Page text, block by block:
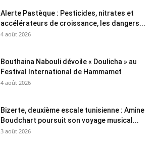
Alerte Pastèque : Pesticides, nitrates et
accélérateurs de croissance, les dangers...
4 août 2026
Bouthaina Nabouli dévoile « Doulicha » au
Festival International de Hammamet
4 août 2026
Bizerte, deuxième escale tunisienne : Amine
Boudchart poursuit son voyage musical...
3 août 2026